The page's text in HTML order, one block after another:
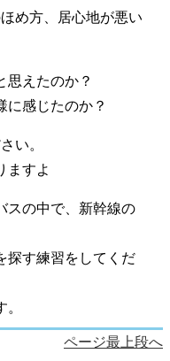
め方、居心地が悪い
えたのか？
に感じたのか？
い。
ますよ
スの中で、新幹線の
探す練習をしてくだ
ページ最上段へ